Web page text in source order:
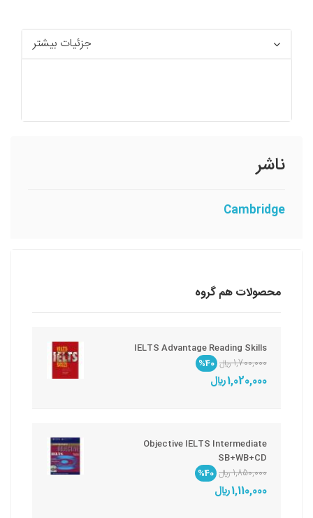
جزئیات بیشتر
ناشر
Cambridge
محصولات هم گروه
IELTS Advantage Reading Skills
1,700,000 ريال
%40
1,020,000 ريال
Objective IELTS Intermediate
SB+WB+CD
1,850,000 ريال
%40
1,110,000 ريال